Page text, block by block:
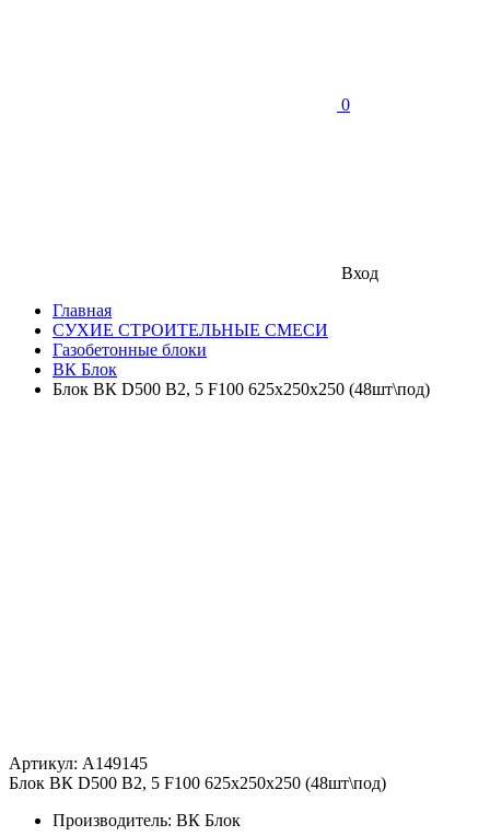
0
Вход
Главная
СУХИЕ СТРОИТЕЛЬНЫЕ СМЕСИ
Газобетонные блоки
ВК Блок
Блок ВК D500 B2, 5 F100 625x250x250 (48шт\под)
Артикул: A149145
Блок ВК D500 B2, 5 F100 625x250x250 (48шт\под)
Производитель: ВК Блок